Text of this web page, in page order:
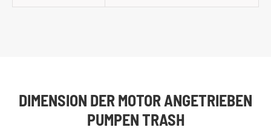
DIMENSION DER MOTOR ANGETRIEBEN
PUMPEN TRASH